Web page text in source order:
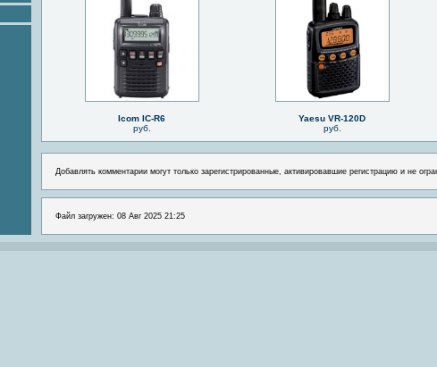
Icom IC-R6
руб.
Yaesu VR-120D
руб.
Добавлять комментарии могут только зарегистрированные, активировавшие регистрацию и не
Файл загружен: 08 Авг 2025 21:25